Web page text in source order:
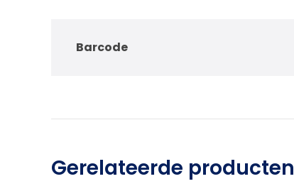
Barcode
Gerelateerde producten